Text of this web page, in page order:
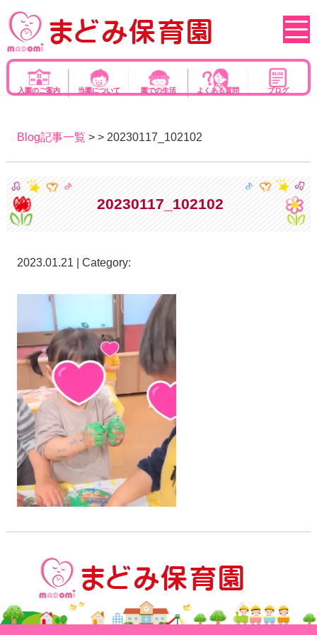
入園のご案内 当園について 園での生活 よくある質問 ブログ
Blog記事一覧 > > 20230117_102102
20230117_102102
2023.01.21 | Category: